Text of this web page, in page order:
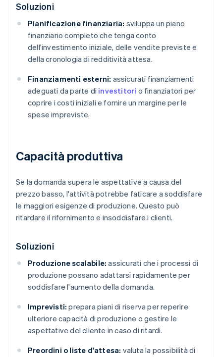
Soluzioni
Pianificazione finanziaria: sviluppa un piano
finanziario completo che tenga conto
dell'investimento iniziale, delle vendite previste e
della cronologia di redditività attesa.
Finanziamenti esterni: assicurati finanziamenti
adeguati da parte di investitori o finanziatori per
coprire i costi iniziali e fornire un margine per le
spese impreviste.
Capacità produttiva
Se la domanda supera le aspettative a causa del
prezzo basso, l'attività potrebbe faticare a soddisfare
le maggiori esigenze di produzione. Questo può
ritardare il rifornimento e insoddisfare i clienti.
Soluzioni
Produzione scalabile: assicurati che i processi di
produzione possano adattarsi rapidamente per
soddisfare l'aumento della domanda.
Imprevisti: prepara piani di riserva per reperire
ulteriore capacità di produzione o gestire le
aspettative del cliente in caso di ritardi.
Preordini o liste d'attesa: valuta la possibilità di